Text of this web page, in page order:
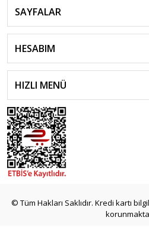
SAYFALAR
HESABIM
HIZLI MENÜ
© Tüm Hakları Saklıdır. Kredi kartı